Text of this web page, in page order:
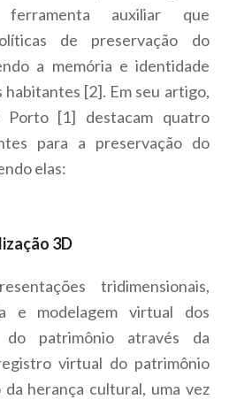
ferramenta auxiliar que
de preservação do
a memória e identidade
habitantes [2]. Em seu artigo,
[1] destacam quatro
para a preservação do
elas:
3D
tridimensionais,
e modelagem virtual dos
patrimônio através da
virtual do patrimônio
herança cultural, uma vez